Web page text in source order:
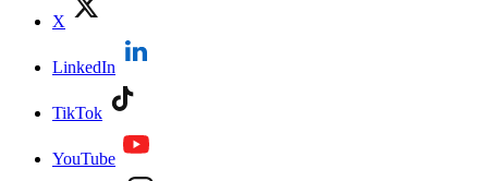
X
LinkedIn
TikTok
YouTube